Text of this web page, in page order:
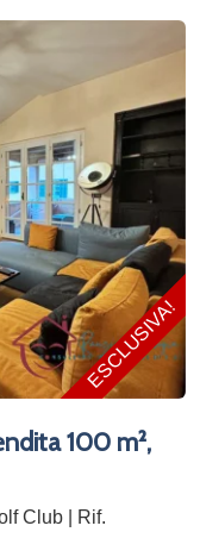
ESCLUSIVA!
100 m²,
Club | Rif.